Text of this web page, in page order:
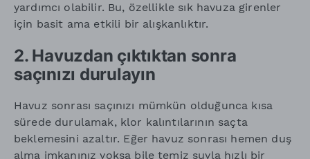
yardımcı olabilir. Bu, özellikle sık havuza girenler
için basit ama etkili bir alışkanlıktır.
2. Havuzdan çıktıktan sonra
saçınızı durulayın
Havuz sonrası saçınızı mümkün olduğunca kısa
sürede durulamak, klor kalıntılarının saçta
beklemesini azaltır. Eğer havuz sonrası hemen duş
alma imkanınız yoksa bile temiz suyla hızlı bir